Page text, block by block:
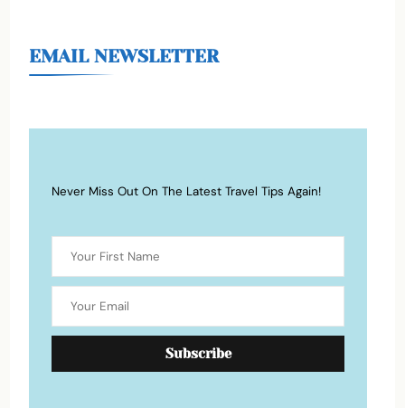
EMAIL NEWSLETTER
Never Miss Out On The Latest Travel Tips Again!